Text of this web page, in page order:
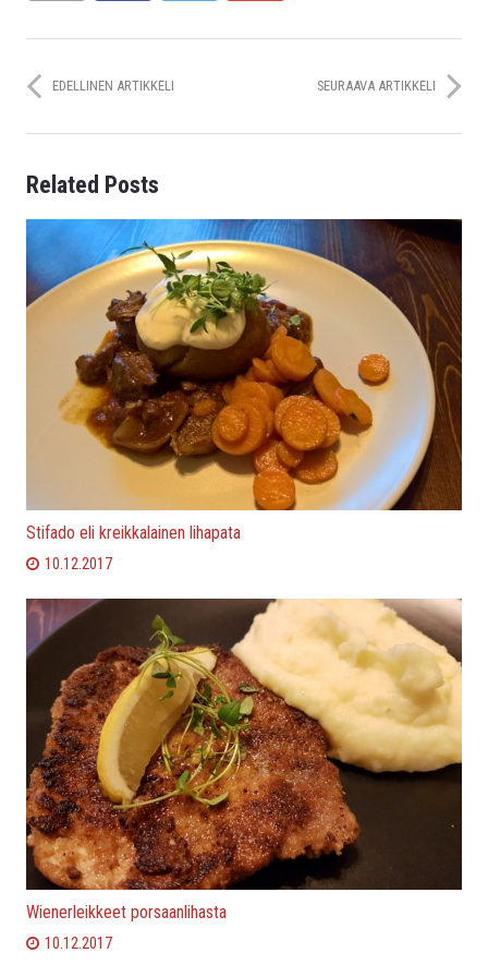
EDELLINEN ARTIKKELI SEURAAVA ARTIKKELI
Related Posts
Stifado eli kreikkalainen lihapata
10.12.2017
Wienerleikkeet porsaanlihasta
10.12.2017